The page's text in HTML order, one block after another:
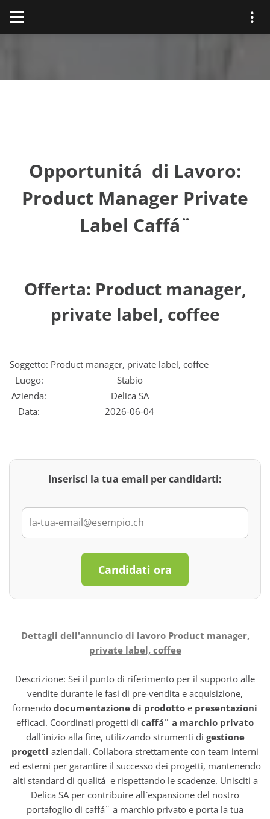
Opportunitá di Lavoro:
Product Manager Private
Label Caffá¨
Offerta: Product manager,
private label, coffee
Soggetto: Product manager, private label, coffee
Luogo:
Stabio
Azienda:
Delica SA
Data:
2026-06-04
Inserisci la tua email per candidarti:
Candidati ora
Dettagli dell'annuncio di lavoro Product manager,
private label, coffee
Descrizione: Sei il punto di riferimento per il supporto alle
vendite durante le fasi di pre-vendita e acquisizione,
fornendo documentazione di prodotto e presentazioni
efficaci. Coordinati progetti di caffá¨ a marchio privato
dall`inizio alla fine, utilizzando strumenti di gestione
progetti aziendali. Collabora strettamente con team interni
ed esterni per garantire il successo dei progetti, mantenendo
alti standard di qualitá e rispettando le scadenze. Unisciti a
Delica SA per contribuire all`espansione del nostro
portafoglio di caffá¨ a marchio privato e porta la tua